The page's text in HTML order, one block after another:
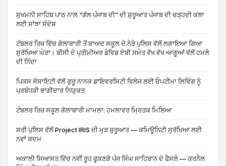
ਸੁਖਮਨੀ ਸਾਹਿਬ ਪਾਠ ਨਾਲ “ਗੱਲ ਪੰਜਾਬ ਦੀ” ਦੀ ਸ਼ੁਰੂਆਤ ਪੰਜਾਬ ਦੀ ਚੜ੍ਹਦੀ ਕਲਾ
ਲਈ ਸਾਂਝਾ ਸੰਦੇਸ਼
ਟੰਬਲਰ ਰਿਜ਼ ਵਿੱਚ ਗੋਲਾਬਾਰੀ ਤੋਂ ਬਾਅਦ ਸਕੂਲ ਦੇ ਨੇੜੇ ਪੁਲਿਸ ਵੱਲੋਂ ਲਗਾਇਆ ਗਿਆ
ਸੁਰੱਖਿਆ ਘੇਰਾ। ਬੀਸੀ ਦੇ ਪ੍ਰੀਮੀਅਰ ਡੇਵਿਡ ਏਬੀ ਸਮੇਤ ਵੱਖ ਵੱਖ ਆਗੂਆਂ ਵੱਲੋਂ ਹਮਲੇ
ਦੀ ਨਿੰਦਾ
ਪਿਕਸ ਸੋਸਾਇਟੀ ਵੱਲੋਂ ਗੁਰੂ ਨਾਨਕ ਡਾਇਵਰਸਿਟੀ ਵਿਲੇਜ ਲਈ ਓਪਟੀਮਾ ਲਿਵਿੰਗ ਨੂੰ
ਪ੍ਰਬੰਧਕੀ ਭਾਗੀਦਾਰ ਨਿਯੁਕਤ
ਟੰਬਲਰ ਰਿਜ਼ ਸਕੂਲ ਗੋਲਾਬਾਰੀ ਮਾਮਲਾ: ਹਮਲਾਵਰ ਮ੍ਰਿਤਕ ਮਿਲਿਆ
ਸਰੀ ਪੁਲਿਸ ਵੱਲੋਂ Project IRIS ਦੀ ਮੁੜ ਸ਼ੁਰੂਆਤ — ਕਮਿਊਨਿਟੀ ਸੁਰੱਖਿਆ ਲਈ
ਨਵਾਂ ਕਦਮ
ਅਕਾਲੀ ਸਿਆਸਤ ਵਿੱਚ ਨਵੀਂ ਰੂਹ ਫੂਕਣਗੇ ਪੰਜ ਸਿੰਘ ਸਾਹਿਬਾਨ ਦੇ ਫੈਸਲੇ — ਕਰਨੈਲ